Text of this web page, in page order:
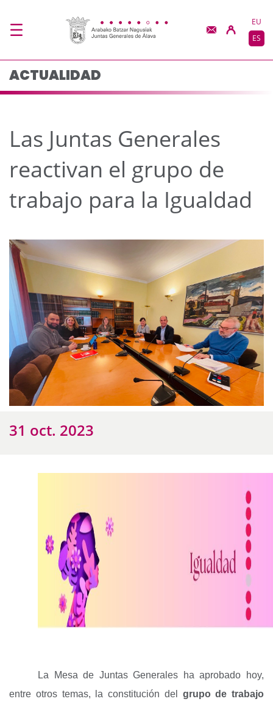
Las Juntas GeneralesEU
ES
ACTUALIDAD
Las Juntas Generales
reactivan el grupo de
trabajo para la Igualdad
31 oct. 2023
La Mesa de Juntas Generales ha aprobado hoy,
entre otros temas, la constitución del grupo de trabajo